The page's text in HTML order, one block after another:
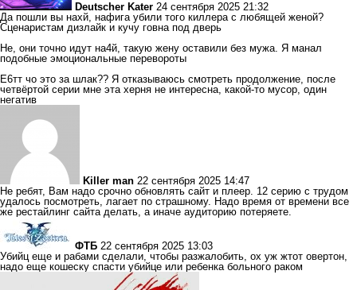
Deutscher Kater 24 сентября 2025 21:32
Да пошли вы нахй, нафига убили того киллера с любящей женой?
Сценаристам дизлайк и кучу говна под дверь
Не, они точно идут на4й, такую жену оставили без мужа. Я манал
подобные эмоциональные перевороты
Е6тт чо это за шлак?? Я отказываюсь смотреть продолжение, после
четвёртой серии мне эта херня не интересна, какой-то мусор, один
негатив
Killer man 22 сентября 2025 14:47
Не ребят, Вам надо срочно обновлять сайт и плеер. 12 серию с трудом
удалось посмотреть, лагает по страшному. Надо время от времени все
же рестайлинг сайта делать, а иначе аудиторию потеряете.
ФТБ 22 сентября 2025 13:03
Убийц еще и рабами сделали, чтобы разжалобить, ох уж жтот овертон,
надо еще кошеску спасти убийце или ребенка больного раком